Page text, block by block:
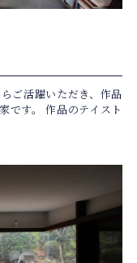
ご活躍いただき、作品
です。 作品のテイスト